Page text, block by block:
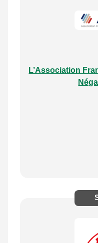
L’Association